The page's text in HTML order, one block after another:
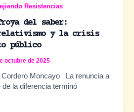
Resistencias
del saber:
relativismo y la crisis
público
octubre de 2025
Cordero Moncayo La renuncia a
de la diferencia terminó